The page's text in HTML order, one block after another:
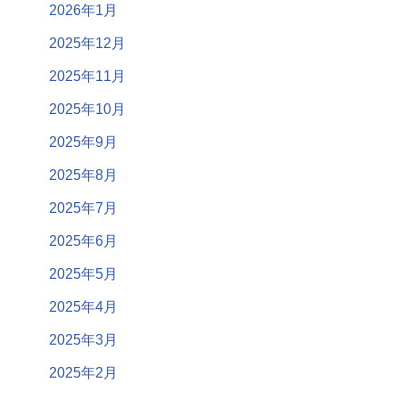
2026年1月
2025年12月
2025年11月
2025年10月
2025年9月
2025年8月
2025年7月
2025年6月
2025年5月
2025年4月
2025年3月
2025年2月